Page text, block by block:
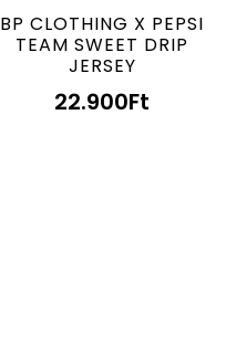
BP CLOTHING X PEPSI
TEAM SWEET DRIP
JERSEY
22.900Ft